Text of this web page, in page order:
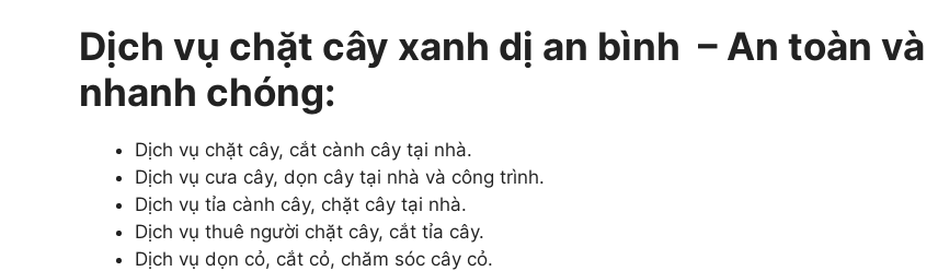
Dịch vụ chặt cây xanh dị an bình – An toàn và
nhanh chóng:
Dịch vụ chặt cây, cắt cành cây tại nhà.
Dịch vụ cưa cây, dọn cây tại nhà và công trình.
Dịch vụ tỉa cành cây, chặt cây tại nhà.
Dịch vụ thuê người chặt cây, cắt tỉa cây.
Dịch vụ dọn cỏ, cắt cỏ, chăm sóc cây cỏ.